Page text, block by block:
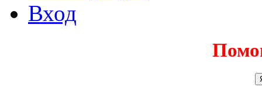
Вход